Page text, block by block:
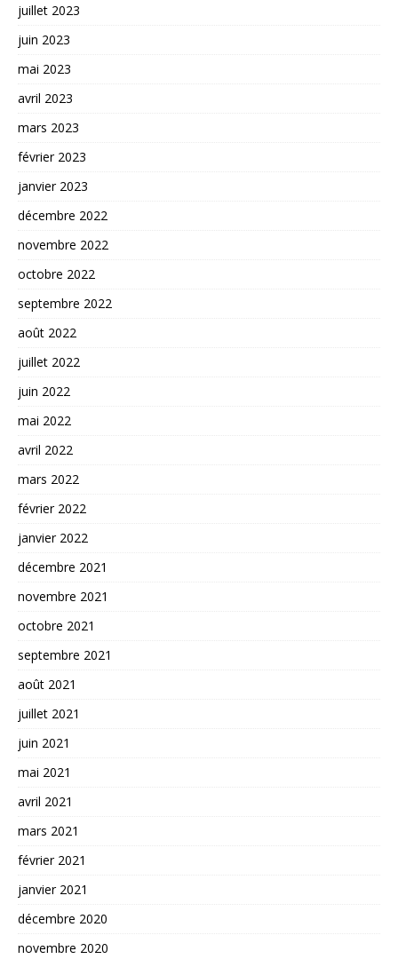
juillet 2023
juin 2023
mai 2023
avril 2023
mars 2023
février 2023
janvier 2023
décembre 2022
novembre 2022
octobre 2022
septembre 2022
août 2022
juillet 2022
juin 2022
mai 2022
avril 2022
mars 2022
février 2022
janvier 2022
décembre 2021
novembre 2021
octobre 2021
septembre 2021
août 2021
juillet 2021
juin 2021
mai 2021
avril 2021
mars 2021
février 2021
janvier 2021
décembre 2020
novembre 2020